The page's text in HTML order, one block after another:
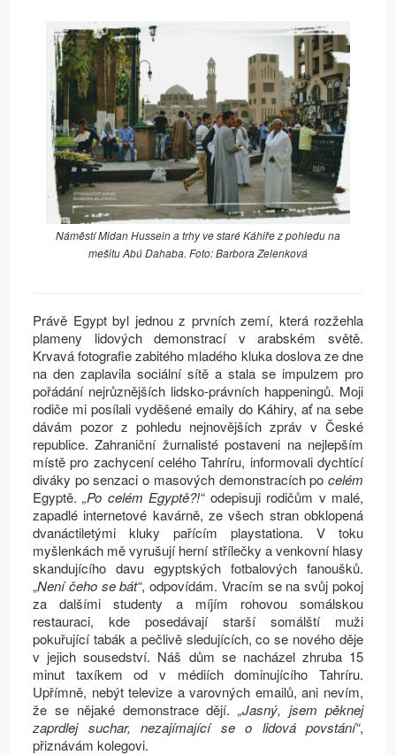
Náměstí Midan Hussein a trhy ve staré Káhiře z pohledu na
mešitu Abú Dahaba. Foto: Barbora Zelenková
Právě Egypt byl jednou z prvních zemí, která rozžehla
plameny lidových demonstrací v arabském světě.
Krvavá fotografie zabitého mladého kluka doslova ze dne
na den zaplavila sociální sítě a stala se impulzem pro
pořádání nejrůznějších lidsko-právních happeningů. Moji
rodiče mi posílali vyděšené emaily do Káhiry, ať na sebe
dávám pozor z pohledu nejnovějších zpráv v České
republice. Zahraniční žurnalisté postaveni na nejlepším
místě pro zachycení celého Tahríru, informovali dychtící
diváky po senzaci o masových demonstracích po celém
Egyptě.„Po celém Egyptě?!“odepisuji rodičům v malé,
zapadlé internetové kavárně, ze všech stran obklopená
dvanáctiletými kluky pařícím playstationa. V toku
myšlenkách mě vyrušují herní střílečky a venkovní hlasy
skandujícího davu egyptských fotbalových fanoušků.
„Není čeho se bát“, odpovídám. Vracím se na svůj pokoj
za dalšími studenty a míjím rohovou somálskou
restauraci, kde posedávají starší somálští muži
pokuřující tabák a pečlivě sledujících, co se nového děje
v jejich sousedství. Náš dům se nacházel zhruba 15
minut taxíkem od v médiích dominujícího Tahríru.
Upřímně, nebýt televize a varovných emailů, ani nevím,
že se nějaké demonstrace dějí.„Jasný, jsem pěknej
zaprdlej suchar, nezajímající se o lidová povstání“,
přiznávám kolegovi.